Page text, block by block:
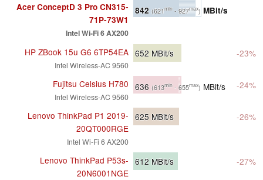
Acer ConceptD 3 Pro CN315-
71P-73W1
Intel Wi-Fi 6 AX200
842 (621min - 927max) MBit/s
HP ZBook 15u G6 6TP54EA
Intel Wireless-AC 9560
652 MBit/s -23%
Fujitsu Celsius H780
Intel Wireless-AC 9560
636 (613min - 655max) MBit/s -24%
Lenovo ThinkPad P1 2019-
20QT000RGE
Intel Wi-Fi 6 AX200
625 MBit/s -26%
Lenovo ThinkPad P53s-
20N6001NGE
612 MBit/s -27%